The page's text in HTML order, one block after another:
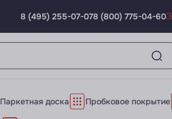
8 (495) 255-07-078 (800) 775-04-60
Паркетная доска Пробковое покрытие